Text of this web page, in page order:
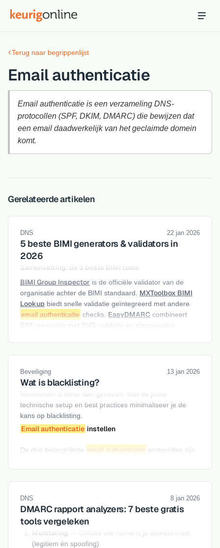
Hosting
Hosting & servers
Domeinnaam
Registreer je domein
Ondersteuning
Support & kennisbank
Webmail
Je mail bekijken in een online omgeving
Terug naar begrippenlijst
Email authenticatie
Email authenticatie is een verzameling DNS-
protocollen (SPF, DKIM, DMARC) die bewijzen dat
een email daadwerkelijk van het geclaimde domein
komt.
Gerelateerde artikelen
DNS 22 jan 2026
5 beste BIMI generators & validators in
2026
Samenvatting: de 3 beste BIMI tools
BIMI Group Inspector is de officiële validator van de
organisatie achter de BIMI standaard. MXToolbox BIMI
Lookup biedt snelle validatie geïntegreerd met andere
email authenticatie checks. EasyDMARC combineert
BIMI generatie met SVG-validatie en stapsgewijze
(Brand Indicators for Message Identification) mogelijk
maakt. Maar de implementatie is complexer dan andere
email authenticatie records.
Beveiliging 13 jan 2026
Wat is blacklisting?
Voorkomen is beter dan genezen. Met de juiste
technische setup en best practices minimaliseer je de
kans op blacklisting.
Email authenticatie instellen
De drie belangrijkste email authenticatie protocollen zijn
wie je zegt dat je bent. Bekijk onzecomplete
email authenticatiechecklistvoor een stapsgewijze
DNS 8 jan 2026
DMARC rapport analyzers: 7 beste gratis
tools vergeleken
Monitoring — Ontdek wie namens je domein mailt
(legitiem én spoofing)